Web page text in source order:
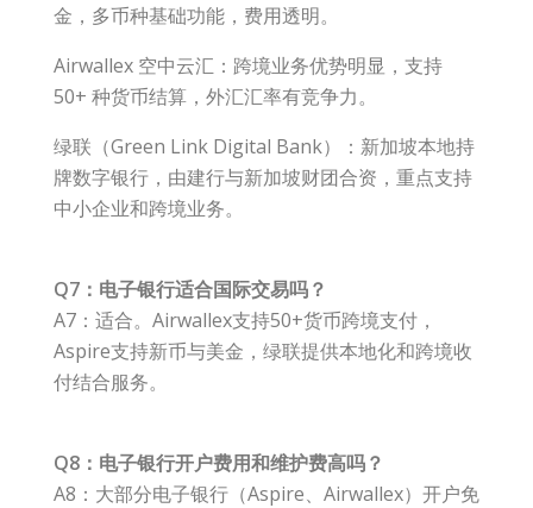
金，多币种基础功能，费用透明。
Airwallex 空中云汇：跨境业务优势明显，支持
50+ 种货币结算，外汇汇率有竞争力。
绿联（Green Link Digital Bank）：新加坡本地持
牌数字银行，由建行与新加坡财团合资，重点支持
中小企业和跨境业务。
Q7：电子银行适合国际交易吗？
A7：适合。Airwallex支持50+货币跨境支付，
Aspire支持新币与美金，绿联提供本地化和跨境收
付结合服务。
Q8：电子银行开户费用和维护费高吗？
A8：大部分电子银行（Aspire、Airwallex）开户免